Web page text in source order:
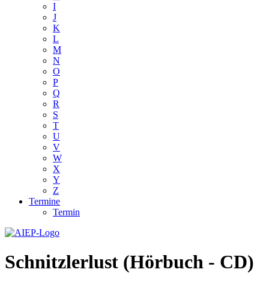
I
J
K
L
M
N
O
P
Q
R
S
T
U
V
W
X
Y
Z
Termine
Termin
Schnitzlerlust (Hörbuch - CD)